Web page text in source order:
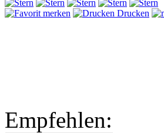
merken Drucken
Empfehlen: